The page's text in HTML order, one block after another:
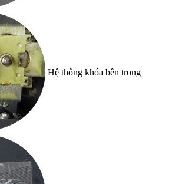
Hệ thống khóa bên trong